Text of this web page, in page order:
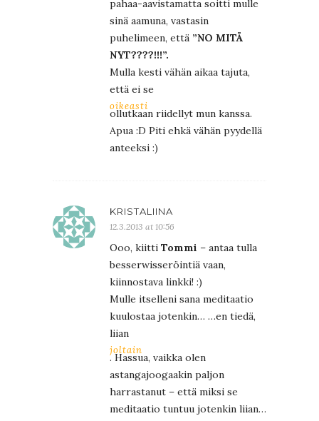
pahaa-aavistamatta soitti mulle
sinä aamuna, vastasin
puhelimeen, että ”NO MITÄ
NYT????!!!”.
Mulla kesti vähän aikaa tajuta,
että ei se
oikeasti
ollutkaan riidellyt mun kanssa.
Apua :D Piti ehkä vähän pyydellä
anteeksi :)
KRISTALIINA
12.3.2013 at 10:56
Ooo, kiitti Tommi – antaa tulla
besserwisseröintiä vaan,
kiinnostava linkki! :)
Mulle itselleni sana meditaatio
kuulostaa jotenkin… …en tiedä,
liian
joltain
. Hassua, vaikka olen
astangajoogaakin paljon
harrastanut – että miksi se
meditaatio tuntuu jotenkin liian…